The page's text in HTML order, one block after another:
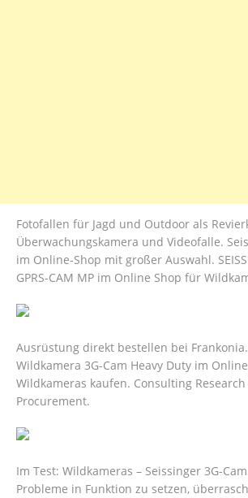
Fotofallen für Jagd und Outdoor als
Überwachungskamera und Videofalle.
im Online-Shop mit großer Auswahl.
GPRS-CAM MP im Online Shop für
Ausrüstung direkt bestellen bei Frankonia.
Wildkamera 3G-Cam Heavy Duty im
Wildkameras kaufen. Consulting
Procurement.
Im Test: Wildkameras – Seissinger 3G-
Probleme in Funktion zu setzen,